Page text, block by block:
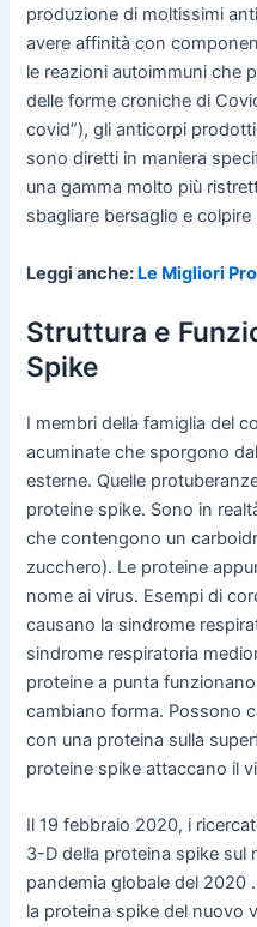
produzione di moltissimi
avere affinità con
le reazioni autoimmuni che
delle forme croniche di
covid”), gli anticorpi
sono diretti in maniera
una gamma molto più
sbagliare bersaglio e colpire
Leggi anche: Le Migliori
Struttura e
Spike
I membri della famiglia del
acuminate che sporgono
esterne. Quelle
proteine spike. Sono in
che contengono un
zucchero). Le proteine
nome ai virus. Esempi di
causano la sindrome
sindrome respiratoria
proteine a punta
cambiano forma. Possono
con una proteina sulla
proteine spike attaccano il
Il 19 febbraio 2020, i
3-D della proteina spike sul
pandemia globale del 2020
la proteina spike del nuovo